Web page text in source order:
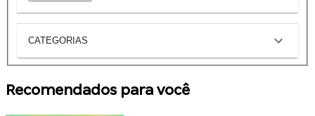
CATEGORIAS
Recomendados para você